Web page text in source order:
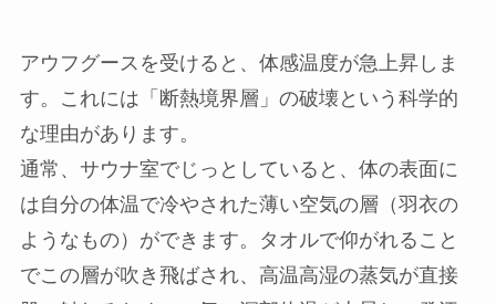
アウフグースを受けると、体感温度が急上昇しま
す。これには「断熱境界層」の破壊という科学的
な理由があります。
通常、サウナ室でじっとしていると、体の表面に
は自分の体温で冷やされた薄い空気の層（羽衣の
ようなもの）ができます。タオルで仰がれること
でこの層が吹き飛ばされ、高温高湿の蒸気が直接